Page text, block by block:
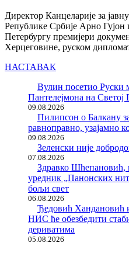
Директор Канцеларије за
Републике Србије Арно Гујон
Петербургу премијери
Херцеговине, руском
НАСТАВАК
Вулин посетио Руски
Пантелејмона на Светој
09.08.2026
Пилипсон о Балкану
равноправно, узајамно
09.08.2026
Зеленски није
07.08.2026
Здравко Шћепановић,
уредник „Панонских
бољи свет
06.08.2026
Ђедовић Хандановић
НИС ће обезбедити
дериватима
05.08.2026